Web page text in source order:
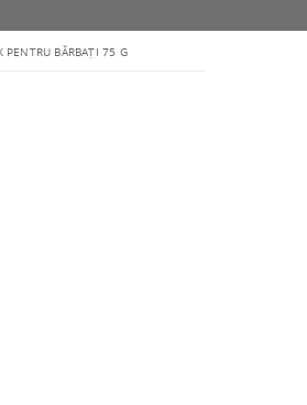
PENTRU BĂRBAȚI 75 G